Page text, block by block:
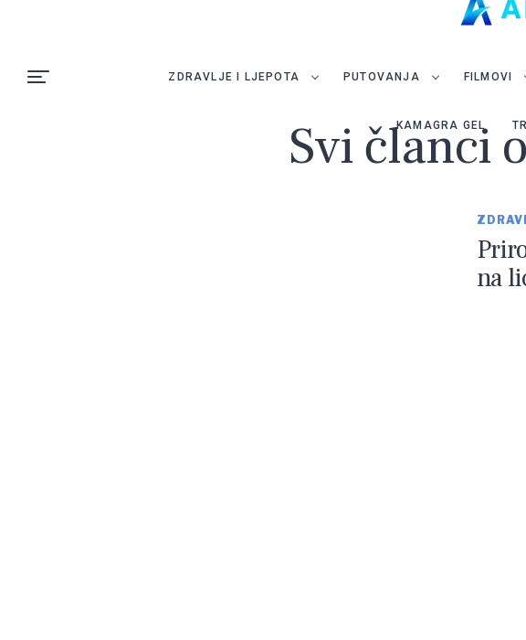
ZDRAVLJE I LJEPOTA PUTOVANJA FILMOVI
KAMAGRA GEL
Svi članci
na